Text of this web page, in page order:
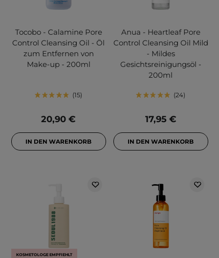
Tocobo - Calamine Pore
Control Cleansing Oil - Öl
zum Entfernen von
Make-up - 200ml
15
20,90 €
IN DEN WARENKORB
Anua - Heartleaf Pore
Control Cleansing Oil Mild
- Mildes
Gesichtsreinigungsöl -
200ml
24
17,95 €
IN DEN WARENKORB
KOSMETOLOGE EMPFIEHLT